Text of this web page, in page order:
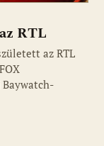
RTL
az RTL